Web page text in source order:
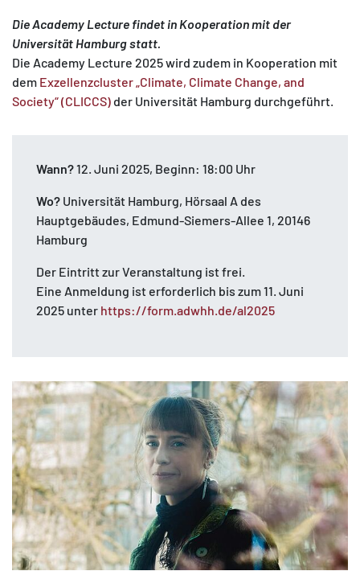
Die Academy Lecture findet in Kooperation mit der
Universität Hamburg statt.
Die Academy Lecture 2025 wird zudem in Kooperation mit
dem Exzellenzcluster „Climate, Climate Change, and
Society“ (CLICCS) der Universität Hamburg durchgeführt.
Wann?12. Juni 2025, Beginn: 18:00 Uhr
Wo? Universität Hamburg, Hörsaal A des
Hauptgebäudes, Edmund-Siemers-Allee 1, 20146
Hamburg
Der Eintritt zur Veranstaltung ist frei.
Eine Anmeldung ist erforderlich bis zum 11. Juni
2025 unter https://form.adwhh.de/al2025